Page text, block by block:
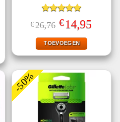
Gewaardeerd
5.00uit 5
€26,76 Oorspronkelijke
prijs
was:
€26,76.
€14,95prijs
TOEVOEGEN
-50%